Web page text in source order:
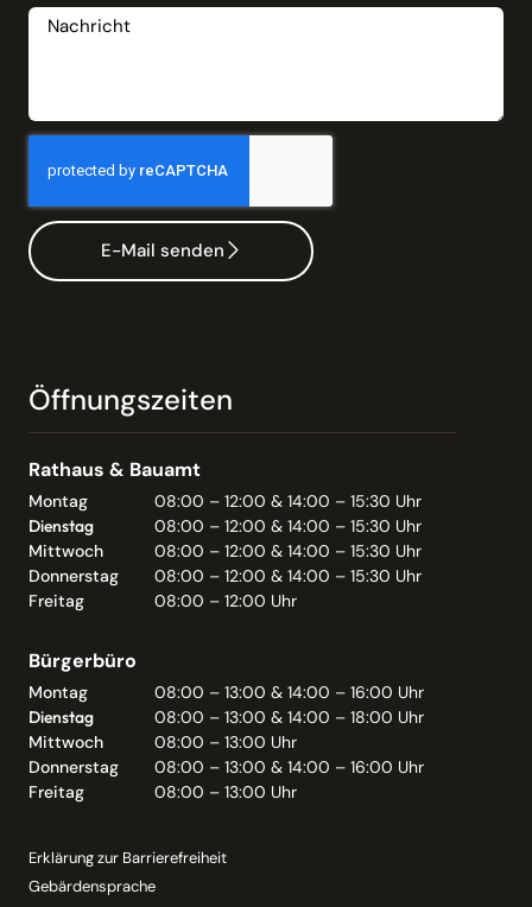
E-Mail senden
Öffnungszeiten
Rathaus & Bauamt
Montag
08:00 – 12:00 & 14:00 – 15:30 Uhr
Dienstag
08:00 – 12:00 & 14:00 – 15:30 Uhr
Mittwoch
08:00 – 12:00 & 14:00 – 15:30 Uhr
Donnerstag
08:00 – 12:00 & 14:00 – 15:30 Uhr
Freitag
08:00 – 12:00 Uhr
Bürgerbüro
Montag
08:00 – 13:00 & 14:00 – 16:00 Uhr
Dienstag
08:00 – 13:00 & 14:00 – 18:00 Uhr
Mittwoch
08:00 – 13:00 Uhr
Donnerstag
08:00 – 13:00 & 14:00 – 16:00 Uhr
Freitag
08:00 – 13:00 Uhr
Erklärung zur Barrierefreiheit
Gebärdensprache